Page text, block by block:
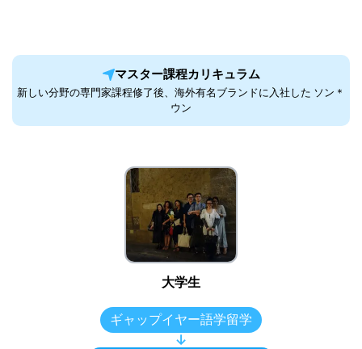
マスター課程カリキュラム
新しい分野の専門家課程修了後、海外有名ブランドに入社した ソン＊
ウン
大学生
ギャップイヤー語学留学
↓